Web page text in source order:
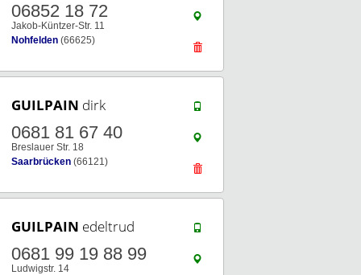
06852 18 72
Jakob-Küntzer-Str. 11
Nohfelden (66625)
GUILPAIN dirk
0681 81 67 40
Breslauer Str. 18
Saarbrücken (66121)
GUILPAIN edeltrud
0681 99 19 88 99
Ludwigstr. 14